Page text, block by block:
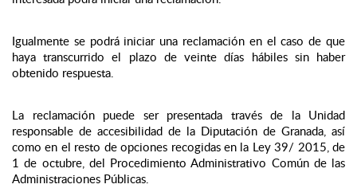
Igualmente se podrá iniciar una reclamación en el caso de que
haya transcurrido el plazo de veinte días hábiles sin haber
obtenido respuesta.
La reclamación puede ser presentada través de la Unidad
responsable de accesibilidad de la Diputación de Granada, así
como en el resto de opciones recogidas en la Ley 39/ 2015, de
1 de octubre, del Procedimiento Administrativo Común de las
Administraciones Públicas.